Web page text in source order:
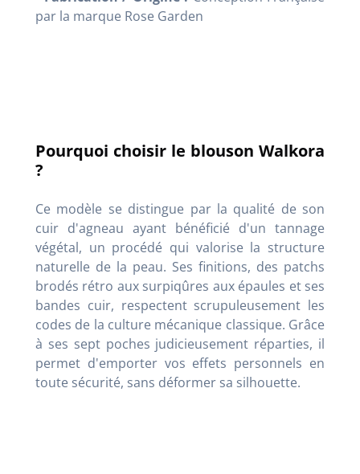
par la marque Rose Garden
Pourquoi choisir le blouson Walkora
?
Ce modèle se distingue par la qualité de son
cuir d'agneau ayant bénéficié d'un tannage
végétal, un procédé qui valorise la structure
naturelle de la peau. Ses finitions, des patchs
brodés rétro aux surpiqûres aux épaules et ses
bandes cuir, respectent scrupuleusement les
codes de la culture mécanique classique. Grâce
à ses sept poches judicieusement réparties, il
permet d'emporter vos effets personnels en
toute sécurité, sans déformer sa silhouette.